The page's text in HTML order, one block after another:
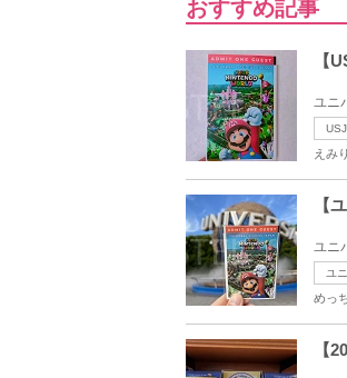
おすすめ記事
【
ユニ
えみ
【
ユニ
ユ
めっ
【